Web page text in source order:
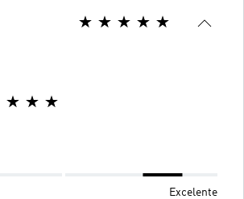
Excelente